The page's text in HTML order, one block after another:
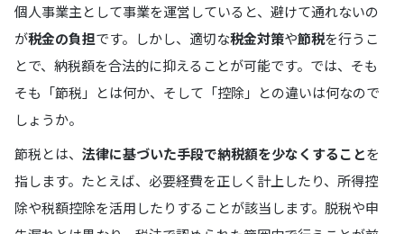
個人事業主として事業を運営していると、避けて通れないの
が税金の負担です。しかし、適切な税金対策や節税を行うこ
とで、納税額を合法的に抑えることが可能です。では、そも
そも「節税」とは何か、そして「控除」との違いは何なので
しょうか。
節税とは、 法律に基づいた手段で納税額を少なくすることを
指します。たとえば、必要経費を正しく計上したり、所得控
除や税額控除を活用したりすることが該当します。脱税や申